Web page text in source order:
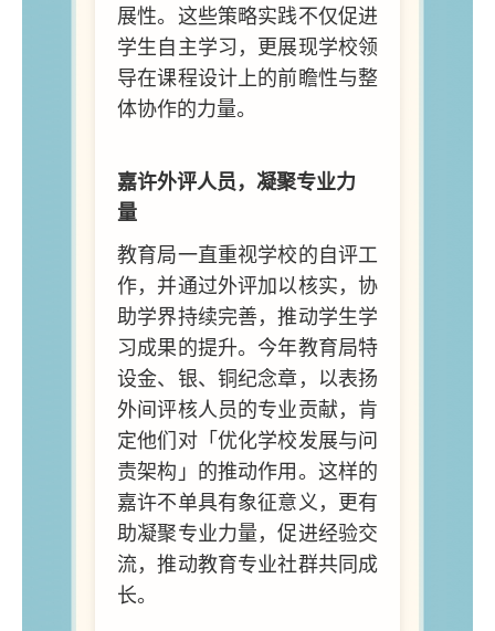
展性。这些策略实践不仅促进
学生自主学习，更展现学校领
导在课程设计上的前瞻性与整
体协作的力量。
嘉许外评人员，凝聚专业力
量
教育局一直重视学校的自评工
作，并通过外评加以核实，协
助学界持续完善，推动学生学
习成果的提升。今年教育局特
设金、银、铜纪念章，以表扬
外间评核人员的专业贡献，肯
定他们对「优化学校发展与问
责架构」的推动作用。这样的
嘉许不单具有象征意义，更有
助凝聚专业力量，促进经验交
流，推动教育专业社群共同成
长。